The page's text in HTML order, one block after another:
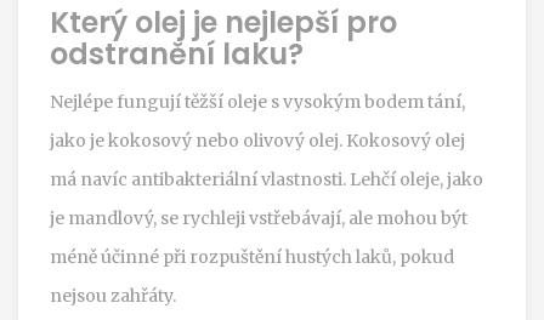
Který olej je nejlepší pro
odstranění laku?
Nejlépe fungují těžší oleje s vysokým bodem tání,
jako je kokosový nebo olivový olej. Kokosový olej
má navíc antibakteriální vlastnosti. Lehčí oleje, jako
je mandlový, se rychleji vstřebávají, ale mohou být
méně účinné při rozpuštění hustých laků, pokud
nejsou zahřáty.